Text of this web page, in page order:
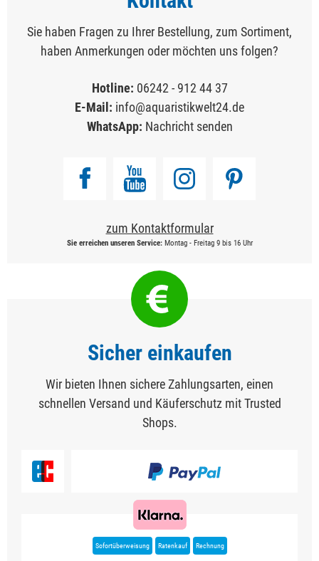
Sie haben Fragen zu Ihrer Bestellung, zum Sortiment,
haben Anmerkungen oder möchten uns folgen?
Hotline: 06242 - 912 44 37
E-Mail: info@aquaristikwelt24.de
WhatsApp: Nachricht senden
zum Kontaktformular
Sie erreichen unseren Service:Montag - Freitag 9 bis 16 Uhr
Sicher einkaufen
Wir bieten Ihnen sichere Zahlungsarten, einen
schnellen Versand und Käuferschutz mit Trusted
Shops.
Sofortüberweisung Ratenkauf Rechnung